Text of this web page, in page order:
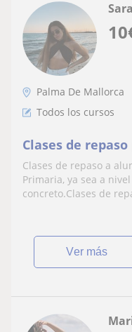
10
Sara
Palma De Mallorca
Todos los cursos
Clases de
Clases de repaso a
Primaria, ya sea a
concreto.Clases de
ver más